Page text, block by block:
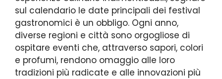
sul calendario le date principali dei festival
gastronomici è un obbligo. Ogni anno,
diverse regioni e città sono orgogliose di
ospitare eventi che, attraverso sapori, colori
e profumi, rendono omaggio alle loro
tradizioni più radicate e alle innovazioni più